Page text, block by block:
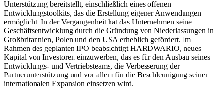
Unterstützung bereitstellt, einschließlich eines offenen
Entwicklungstoolkits, das die Erstellung eigener Anwendungen
ermöglicht. In der Vergangenheit hat das Unternehmen seine
Geschäftsentwicklung durch die Gründung von Niederlassungen in
Großbritannien, Polen und den USA erheblich gefördert. Im
Rahmen des geplanten IPO beabsichtigt HARDWARIO, neues
Kapital von Investoren einzuwerben, das es für den Ausbau seines
Entwicklungs- und Vertriebsteams, die Verbesserung der
Partnerunterstützung und vor allem für die Beschleunigung seiner
internationalen Expansion einsetzen wird.